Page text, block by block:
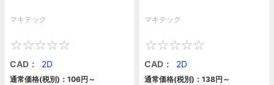
マキテック
CAD：
2D
通常価格(税別)： 106円 ～
マキテック
CAD：
2D
通常価格(税別)： 138円 ～